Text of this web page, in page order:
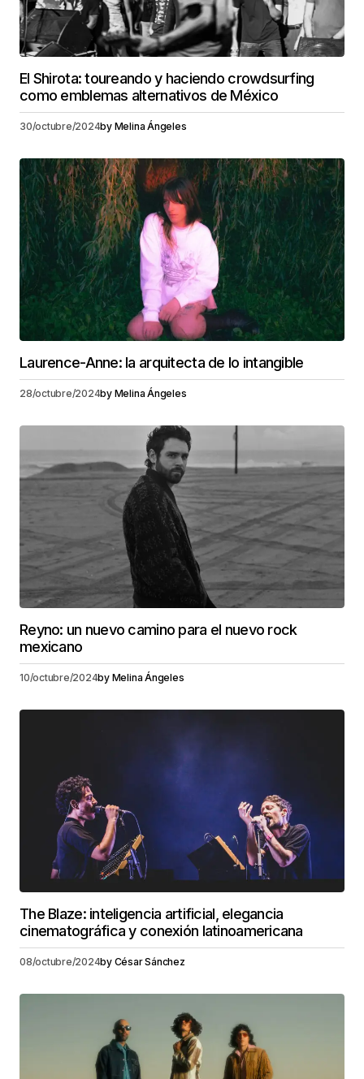
El Shirota: toureando y haciendo crowdsurfing
como emblemas alternativos de México
30/octubre/2024by Melina Ángeles
Laurence-Anne: la arquitecta de lo intangible
28/octubre/2024by Melina Ángeles
Reyno: un nuevo camino para el nuevo rock
mexicano
10/octubre/2024by Melina Ángeles
The Blaze: inteligencia artificial, elegancia
cinematográfica y conexión latinoamericana
08/octubre/2024by César Sánchez